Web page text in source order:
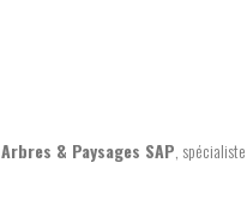
Arbres & Paysages SAP ,